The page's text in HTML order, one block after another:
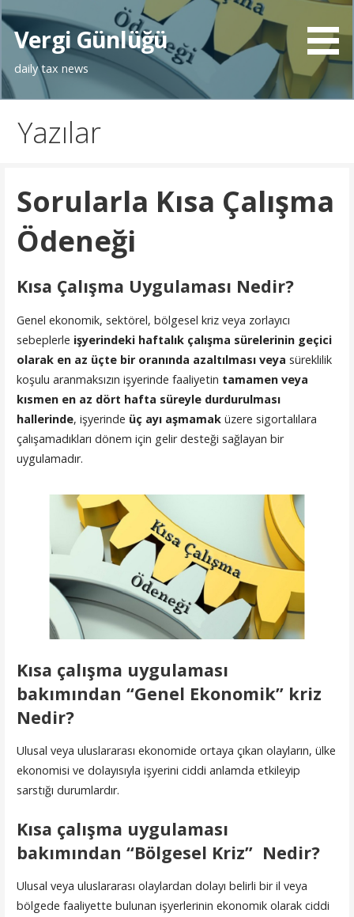
İçeriğe
atlaVergi Günlüğü
daily tax news
Yazılar
Sorularla Kısa Çalışma
Ödeneği
Kısa Çalışma Uygulaması Nedir?
Genel ekonomik, sektörel, bölgesel kriz veya zorlayıcı
sebeplerle işyerindeki haftalık çalışma sürelerinin geçici
olarak en az üçte bir oranında azaltılması veya süreklilik
koşulu aranmaksızın işyerinde faaliyetin tamamen veya
kısmen en az dört hafta süreyle durdurulması
hallerinde, işyerinde üç ayı aşmamaküzere sigortalılara
çalışamadıkları dönem için gelir desteği sağlayan bir
uygulamadır.
Kısa çalışma uygulaması
bakımından “Genel Ekonomik” kriz
Nedir?
Ulusal veya uluslararası ekonomide ortaya çıkan olayların, ülke
ekonomisi ve dolayısıyla işyerini ciddi anlamda etkileyip
sarstığı durumlardır.
Kısa çalışma uygulaması
bakımından “Bölgesel Kriz” Nedir?
Ulusal veya uluslararası olaylardan dolayı belirli bir il veya
bölgede faaliyette bulunan işyerlerinin ekonomik olarak ciddi